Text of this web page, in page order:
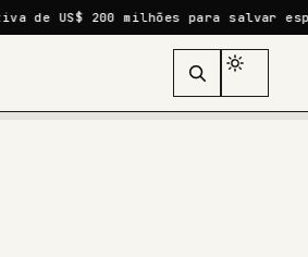
para salvar espécies